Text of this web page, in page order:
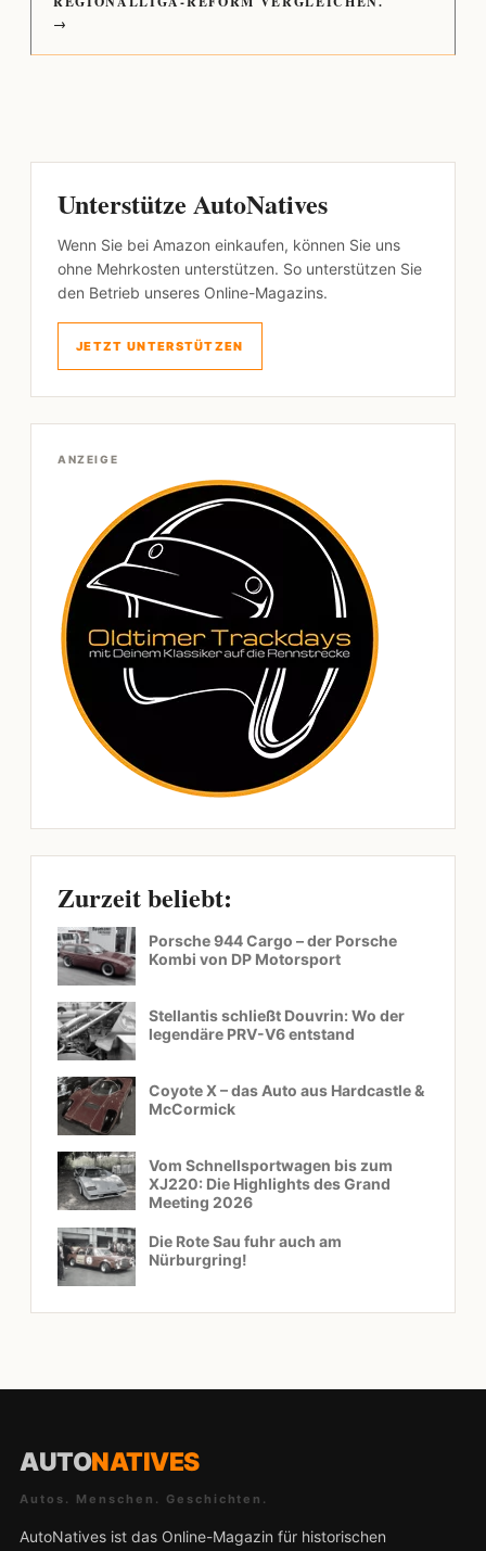
→
Unterstütze AutoNatives
Wenn Sie bei Amazon einkaufen, können Sie uns
ohne Mehrkosten unterstützen. So unterstützen Sie
den Betrieb unseres Online-Magazins.
JETZT UNTERSTÜTZEN
ANZEIGE
Zurzeit beliebt:
Porsche 944 Cargo – der Porsche
Kombi von DP Motorsport
Stellantis schließt Douvrin: Wo der
legendäre PRV-V6 entstand
Coyote X – das Auto aus Hardcastle &
McCormick
Vom Schnellsportwagen bis zum
XJ220: Die Highlights des Grand
Meeting 2026
Die Rote Sau fuhr auch am
Nürburgring!
AUTONATIVES
Autos. Menschen. Geschichten.
AutoNatives ist das Online-Magazin für historischen